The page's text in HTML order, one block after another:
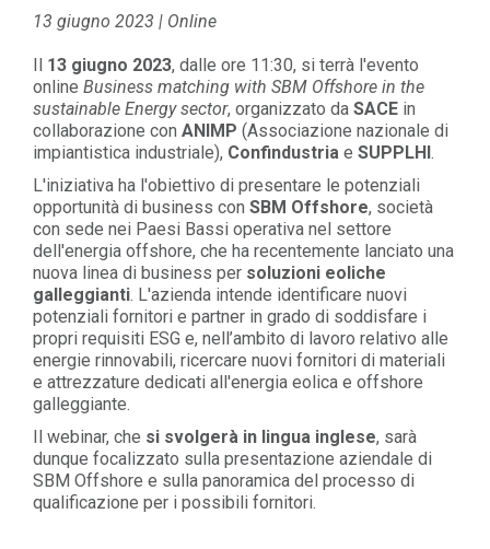
13 giugno 2023 | Online
13 giugno 2023, dalle ore 11:30, si terrà l'evento
online Business matching with SBM Offshore in the
sustainable Energy sector, organizzato da SACE in
collaborazione con ANIMP (Associazione nazionale di
impiantistica industriale), Confindustria e SUPPLHI .
L'iniziativa ha l'obiettivo di presentare le potenziali
opportunità di business con SBM Offshore, società
con sede nei Paesi Bassi operativa nel settore
dell'energia offshore, che ha recentemente lanciato una
nuova linea di business per soluzioni eoliche
galleggianti. L'azienda intende identificare nuovi
potenziali fornitori e partner in grado di soddisfare i
propri requisiti ESG e, nell’ambito di lavoro relativo alle
energie rinnovabili, ricercare nuovi fornitori di materiali
e attrezzature dedicati all'energia eolica e offshore
galleggiante.
Il webinar, che si svolgerà in lingua inglese, sarà
dunque focalizzato sulla presentazione aziendale di
SBM Offshore e sulla panoramica del processo di
qualificazione per i possibili fornitori.